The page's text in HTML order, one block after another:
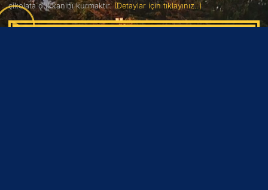
çikolata dükkanını kurmaktır.(Detaylar için tıklayınız..)